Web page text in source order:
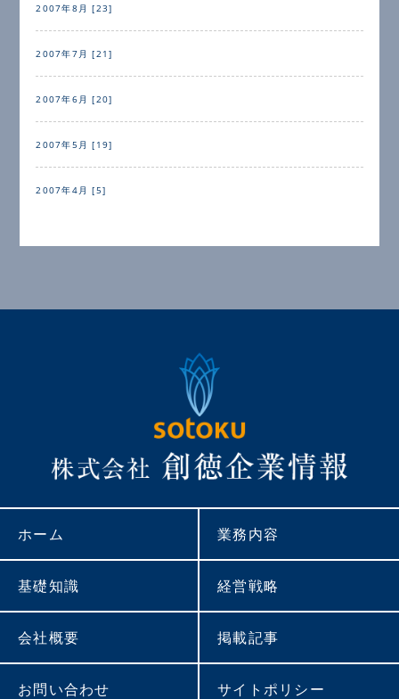
2007年8月 [23]
2007年7月 [21]
2007年6月 [20]
2007年5月 [19]
2007年4月 [5]
ホーム 業務内容
基礎知識 経営戦略
会社概要 掲載記事
お問い合わせ サイトポリシー